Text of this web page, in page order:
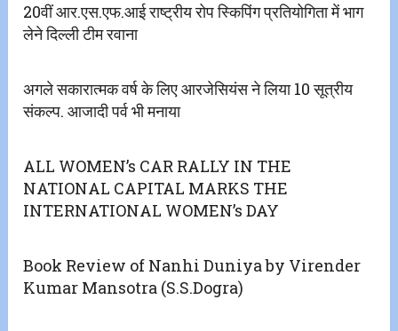
20वीं आर.एस.एफ.आई राष्ट्रीय रोप स्किपिंग प्रतियोगिता में भाग
लेने दिल्ली टीम रवाना
अगले सकारात्मक वर्ष के लिए आरजेसियंस ने लिया 10 सूत्रीय
संकल्प. आजादी पर्व भी मनाया
ALL WOMEN’s CAR RALLY IN THE
NATIONAL CAPITAL MARKS THE
INTERNATIONAL WOMEN’s DAY
Book Review of Nanhi Duniya by Virender
Kumar Mansotra (S.S.Dogra)